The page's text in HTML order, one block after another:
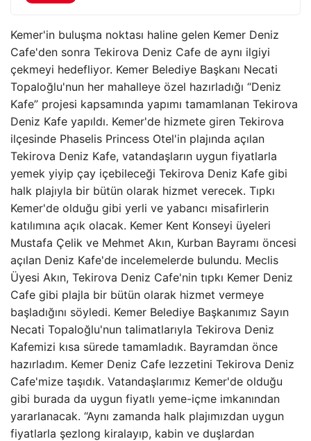
Kemer'in buluşma noktası haline gelen Kemer Deniz
Cafe'den sonra Tekirova Deniz Cafe de aynı ilgiyi
çekmeyi hedefliyor. Kemer Belediye Başkanı Necati
Topaloğlu'nun her mahalleye özel hazırladığı “Deniz
Kafe” projesi kapsamında yapımı tamamlanan Tekirova
Deniz Kafe yapıldı. Kemer'de hizmete giren Tekirova
ilçesinde Phaselis Princess Otel'in plajında ​​açılan
Tekirova Deniz Kafe, vatandaşların uygun fiyatlarla
yemek yiyip çay içebileceği Tekirova Deniz Kafe gibi
halk plajıyla bir bütün olarak hizmet verecek. Tıpkı
Kemer'de olduğu gibi yerli ve yabancı misafirlerin
katılımına açık olacak. Kemer Kent Konseyi üyeleri
Mustafa Çelik ve Mehmet Akın, Kurban Bayramı öncesi
açılan Deniz Kafe'de incelemelerde bulundu. Meclis
Üyesi Akın, Tekirova Deniz Cafe'nin tıpkı Kemer Deniz
Cafe gibi plajla bir bütün olarak hizmet vermeye
başladığını söyledi. Kemer Belediye Başkanımız Sayın
Necati Topaloğlu'nun talimatlarıyla Tekirova Deniz
Kafemizi kısa sürede tamamladık. Bayramdan önce
hazırladım. Kemer Deniz Cafe lezzetini Tekirova Deniz
Cafe'mize taşıdık. Vatandaşlarımız Kemer'de olduğu
gibi burada da uygun fiyatlı yeme-içme imkanından
yararlanacak. “Aynı zamanda halk plajımızdan uygun
fiyatlarla şezlong kiralayıp, kabin ve duşlardan